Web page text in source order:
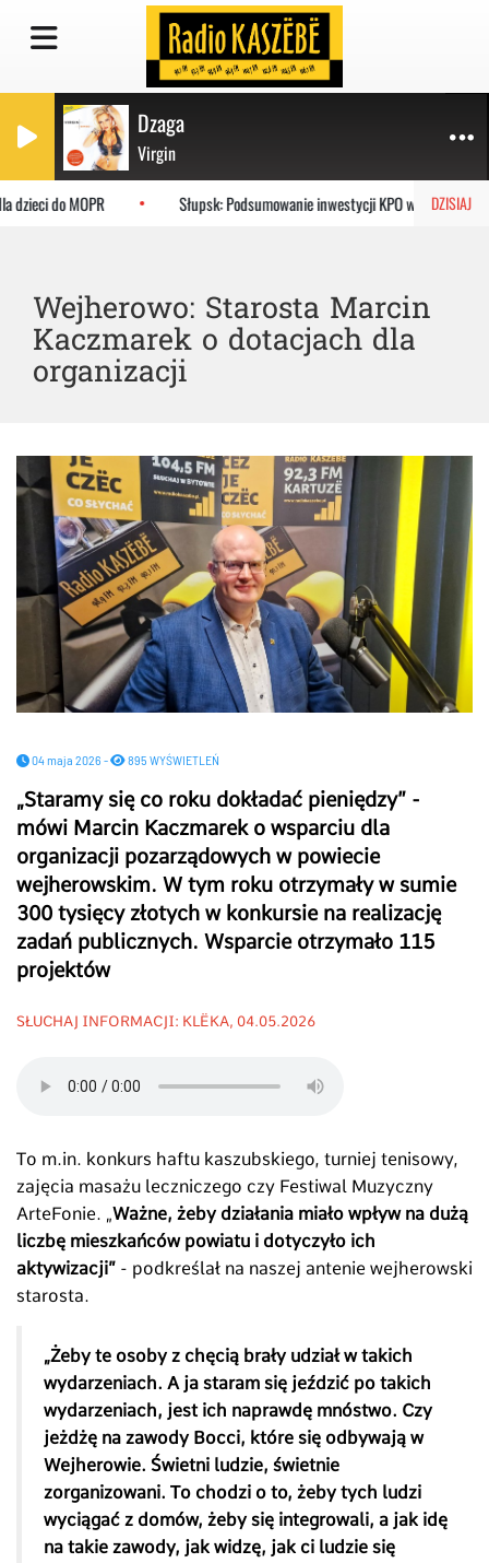
Dzaga
Virgin
DZISIAJ
do MOPR Słupsk: Podsumowanie inwestycji KPO w szpitalu
Wejherowo: Starosta Marcin
Kaczmarek o dotacjach dla
organizacji
04 maja 2026 - 895 WYŚWIETLEŃ
„Staramy się co roku dokładać pieniędzy” -
mówi Marcin Kaczmarek o wsparciu dla
organizacji pozarządowych w powiecie
wejherowskim. W tym roku otrzymały w sumie
300 tysięcy złotych w konkursie na realizację
zadań publicznych. Wsparcie otrzymało 115
projektów
SŁUCHAJ INFORMACJI: KLËKA, 04.05.2026
To m.in. konkurs haftu kaszubskiego, turniej tenisowy,
zajęcia masażu leczniczego czy Festiwal Muzyczny
ArteFonie. „Ważne, żeby działania miało wpływ na dużą
liczbę mieszkańców powiatu i dotyczyło ich
aktywizacji” - podkreślał na naszej antenie wejherowski
starosta.
„Żeby te osoby z chęcią brały udział w takich
wydarzeniach. A ja staram się jeździć po takich
wydarzeniach, jest ich naprawdę mnóstwo. Czy
jeżdżę na zawody Bocci, które się odbywają w
Wejherowie. Świetni ludzie, świetnie
zorganizowani. To chodzi o to, żeby tych ludzi
wyciągać z domów, żeby się integrowali, a jak idę
na takie zawody, jak widzę, jak ci ludzie się